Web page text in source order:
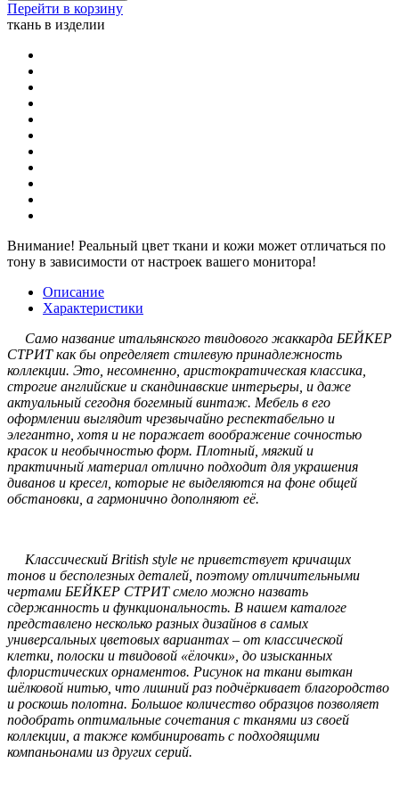
Перейти в корзину
ткань в изделии
Внимание! Реальный цвет ткани и кожи может отличаться по
тону в зависимости от настроек вашего монитора!
Описание
Характеристики
Само название итальянского твидового жаккарда БЕЙКЕР
СТРИТ как бы определяет стилевую принадлежность
коллекции. Это, несомненно, аристократическая классика,
строгие английские и скандинавские интерьеры, и даже
актуальный сегодня богемный винтаж. Мебель в его
оформлении выглядит чрезвычайно респектабельно и
элегантно, хотя и не поражает воображение сочностью
красок и необычностью форм. Плотный, мягкий и
практичный материал отлично подходит для украшения
диванов и кресел, которые не выделяются на фоне общей
обстановки, а гармонично дополняют её.
Классический British style не приветствует кричащих
тонов и бесполезных деталей, поэтому отличительными
чертами БЕЙКЕР СТРИТ смело можно назвать
сдержанность и функциональность. В нашем каталоге
представлено несколько разных дизайнов в самых
универсальных цветовых вариантах – от классической
клетки, полоски и твидовой «ёлочки», до изысканных
флористических орнаментов. Рисунок на ткани выткан
шёлковой нитью, что лишний раз подчёркивает благородство
и роскошь полотна. Большое количество образцов позволяет
подобрать оптимальные сочетания с тканями из своей
коллекции, а также комбинировать с подходящими
компаньонами из других серий.